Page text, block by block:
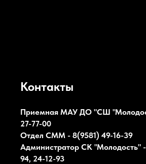
Контакты
Приемная МАУ ДО "СШ
27-77-00
Отдел СММ - 8(9581) 49-16-39
Администратор СК "Молодость"
94, 24-12-93